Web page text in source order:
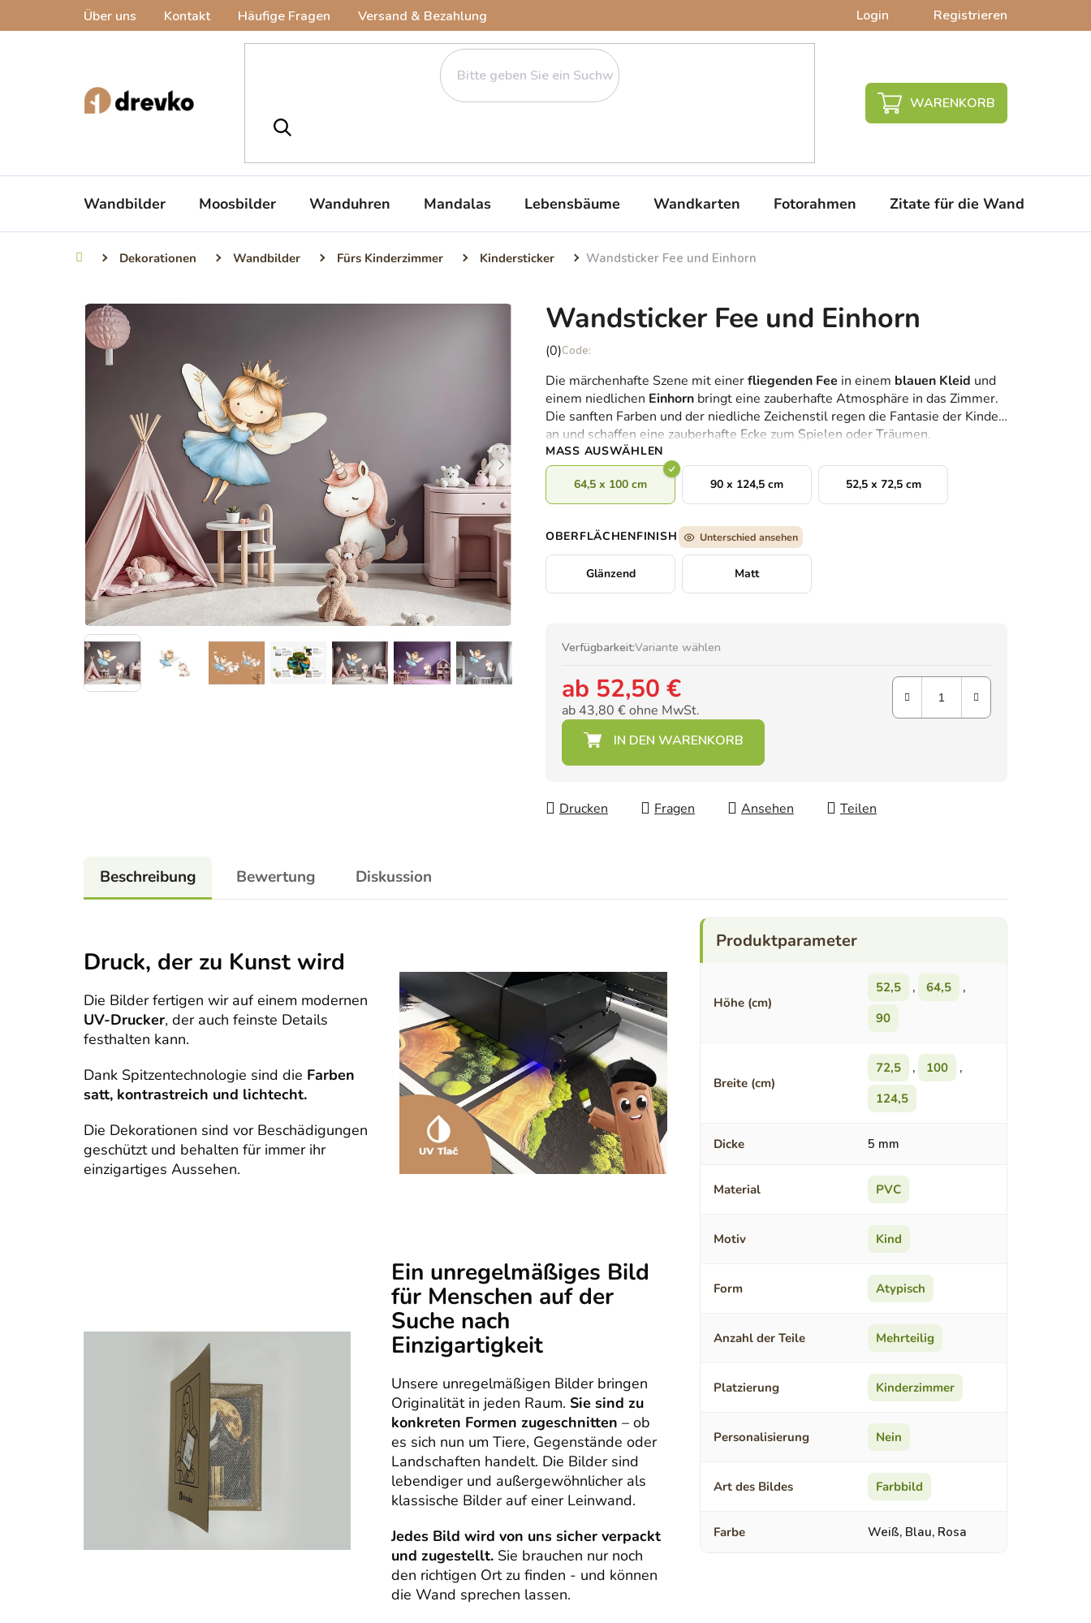
Über uns Kontakt Häufige Fragen Versand & Bezahlung Login Registrieren
WARENKORB
Wandbilder Moosbilder Wanduhren Mandalas Lebensbäume Wandkarten Fotorahmen Zitate für die Wand
StartseiteDekorationen Wandbilder Fürs Kinderzimmer Kindersticker Wandsticker Fee und Einhorn
Wandsticker Fee und Einhorn
Die
Produktbewertung
ist
0,0
von
5
Sternen.
(0)
Die märchenhafte Szene mit einerfliegenden Fee in einem blauen Kleid und
einem niedlichen Einhorn bringt eine zauberhafte Atmosphäre in das Zimmer.
Die sanften Farben und der niedliche Zeichenstil regen die Fantasie der Kinder
an und schaffen eine zauberhafte Ecke zum Spielen oder Träumen.
MASS AUSWÄHLEN
64,5 x 100 cm 90 x 124,5 cm 52,5 x 72,5 cm
OBERFLÄCHENFINISH Unterschied ansehen
Glänzend Matt
Verfügbarkeit:Variante wählen
ab 52,50 €
ab 43,80 €ohne MwSt.
Verkaufspreis:
Drucken Fragen Ansehen Teilen
Beschreibung Bewertung Diskussion
Druck, der zu Kunst wird
Die Bilder fertigen wir auf einem modernen
UV-Drucker, der auch feinste Details
festhalten kann.
Dank Spitzentechnologie sind die Farben
satt, kontrastreich und lichtecht.
Die Dekorationen sind vor Beschädigungen
geschützt und behalten für immer ihr
einzigartiges Aussehen.
Ein unregelmäßiges Bild
für Menschen auf der
Suche nach
Einzigartigkeit
Unsere unregelmäßigen Bilder bringen
Originalität in jeden Raum. Sie sind zu
konkreten Formen zugeschnitten – ob
es sich nun um Tiere, Gegenstände oder
Landschaften handelt. Die Bilder sind
lebendiger und außergewöhnlicher als
klassische Bilder auf einer Leinwand.
Jedes Bild wird von uns sicher verpackt
und zugestellt. Sie brauchen nur noch
den richtigen Ort zu finden - und können
die Wand sprechen lassen.
Höhe (cm)
52,5 , 64,5
,
90
Breite (cm)
72,5 , 100
,
124,5
Dicke 5 mm
Material PVC
Motiv Kind
Form Atypisch
Anzahl der Teile Mehrteilig
Platzierung Kinderzimmer
Personalisierung Nein
Art des Bildes Farbbild
Farbe Weiß, Blau, Rosa